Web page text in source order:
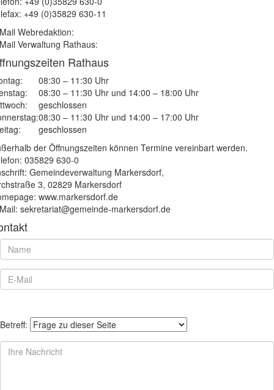
+49 (0)35829 630-11
Webredaktion:
Verwaltung Rathaus:
Rathaus
08:30 – 11:30 Uhr
08:30 – 11:30 Uhr und 14:00 – 18:00 Uhr
geschlossen
08:30 – 11:30 Uhr und 14:00 – 17:00 Uhr
geschlossen
der Öffnungszeiten können Termine vereinbart werden.
035829 630-0
Gemeindeverwaltung Markersdorf,
3, 02829 Markersdorf
www.markersdorf.de
sekretariat@gemeinde-markersdorf.de
Betreff: